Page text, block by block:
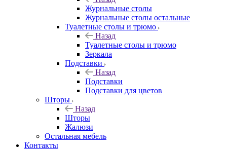
Журнальные столы
Журнальные столы остальные
Туалетные столы и трюмо
Назад
Туалетные столы и трюмо
Зеркала
Подставки
Назад
Подставки
Подставки для цветов
Шторы
Назад
Шторы
Жалюзи
Остальная мебель
Контакты